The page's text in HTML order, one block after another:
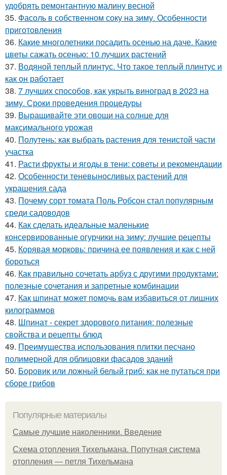
удобрять ремонтантную малину весной
35. Фасоль в собственном соку на зиму. Особенности
приготовления
36. Какие многолетники посадить осенью на даче. Какие
цветы сажать осенью: 10 лучших растений
37. Водяной теплый плинтус. Что такое теплый плинтус и
как он работает
38. 7 лучших способов, как укрыть виноград в 2023 на
зиму. Сроки проведения процедуры
39. Выращивайте эти овощи на солнце для
максимального урожая
40. Полутень: как выбрать растения для тенистой части
участка
41. Расти фрукты и ягоды в тени: советы и рекомендации
42. Особенности теневыносливых растений для
украшения сада
43. Почему сорт томата Поль Робсон стал популярным
среди садоводов
44. Как сделать идеальные маленькие
консервированные огурчики на зиму: лучшие рецепты
45. Корявая морковь: причина ее появления и как с ней
бороться
46. Как правильно сочетать арбуз с другими продуктами:
полезные сочетания и запретные комбинации
47. Как шпинат может помочь вам избавиться от лишних
килограммов
48. Шпинат - секрет здорового питания: полезные
свойства и рецепты блюд
49. Преимущества использования плитки песчано
полимерной для облицовки фасадов зданий
50. Боровик или ложный белый гриб: как не путаться при
сборе грибов
Популярные материалы
Самые лучшие наколенники. Введение
Схема отопления Тихельмана. Попутная система
отопления — петля Тихельмана